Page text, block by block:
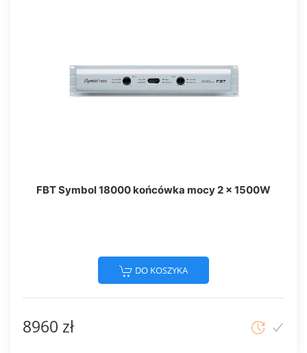
FBT Symbol 18000 końcówka mocy 2 x 1500W
DO KOSZYKA
8960 zł